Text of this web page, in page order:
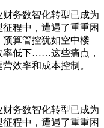
务数智化转型已成为
程中，遭遇了重重困
算管控犹如空中楼
率低下……这些痛点，
效率和成本控制。
务数智化转型已成为
程中，遭遇了重重困